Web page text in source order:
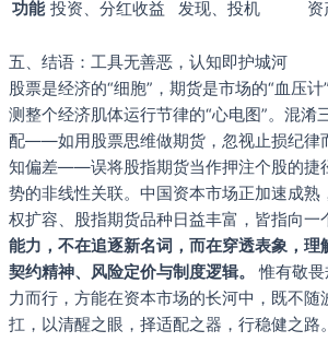
功能 投资、分红收益 发现、投机 资
五、结语：工具无善恶，认知即护城河
股票是经济的“细胞”，期货是市场的“血压
测整个经济肌体运行节律的“心电图”。混淆
配——如用股票思维做期货，忽视止损纪律
知偏差——误将股指期货当作押注个股的捷
势的非线性关联。中国资本市场正加速成熟
权扩容、股指期货品种日益丰富，皆指向一
能力，不在追逐新名词，而在穿透表象，理
契约精神、风险定价与制度逻辑。
惟有敬
力而行，方能在资本市场的长河中，既不随
扛，以清醒之眼，择适配之器，行稳健之路